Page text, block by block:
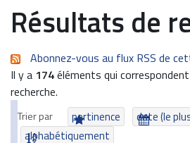
Résultats de
Abonnez-vous au flux RSS de
Il y a 174éléments qui
recherche.
Trier par pertinence
date (le
alphabétiquement